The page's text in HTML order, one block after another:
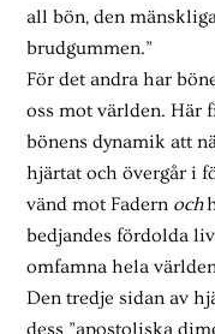
all bön, den
brudgummen.”
För det andra har
oss mot världen. Här
bönens dynamik att
hjärtat och övergår i
vänd mot Fadern och
bedjandes fördolda
omfamna hela
Den tredje sidan av
dess ”apostoliska